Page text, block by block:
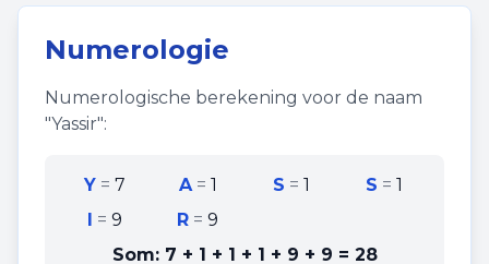
Numerologie
Numerologische berekening voor de naam
"Yassir":
Y= 7 A= 1 S = 1 S =1
I = 9 R =9
Som: 7 + 1 + 1 + 1 + 9 + 9 = 28